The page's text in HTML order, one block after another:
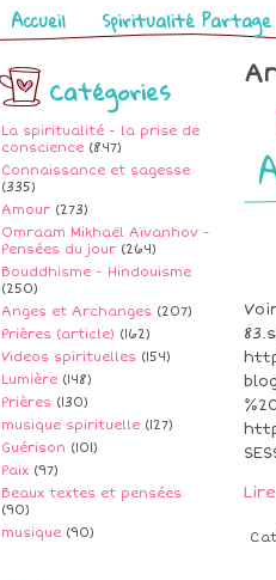
Pages
Accueil Spiritualité Partage
Catégories
La spiritualité - la prise de
conscience (847)
Connaissance et sagesse
(335)
Amour (273)
Omraam Mikhaël Aïvanhov -
Pensées du jour (264)
Bouddhisme - Hindouisme
(250)
Anges et Archanges (207)
Prières (article) (162)
Videos spirituelles (154)
Lumière (148)
Prières (130)
musique spirituelle (127)
Guérison (101)
Paix (97)
Beaux textes et pensées
(90)
musique (90)